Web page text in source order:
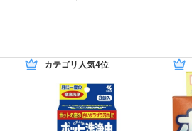
カテゴリ人気4位